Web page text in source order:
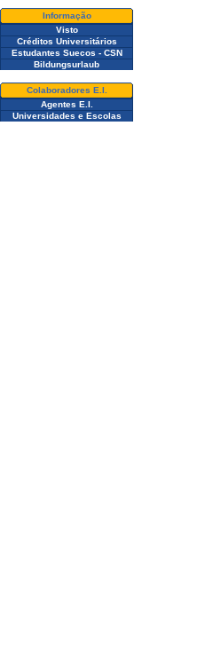
Informação
Visto
Créditos Universitários
Estudantes Suecos - CSN
Bildungsurlaub
Colaboradores E.I.
Agentes E.I.
Universidades e Escolas